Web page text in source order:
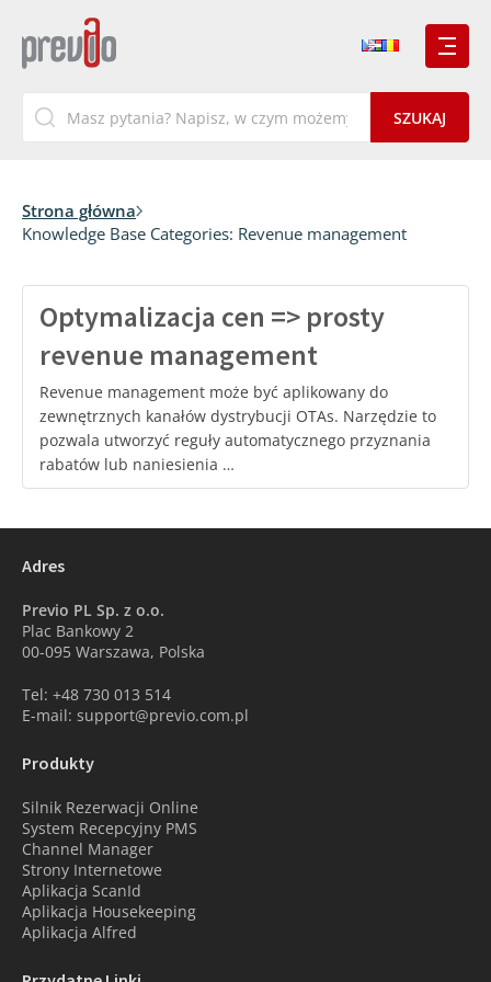
Strona główna
Knowledge Base Categories: Revenue management
Optymalizacja cen => prosty
revenue management
Revenue management może być aplikowany do
zewnętrznych kanałów dystrybucji OTAs. Narzędzie to
pozwala utworzyć reguły automatycznego przyznania
rabatów lub naniesienia …
Adres
Previo PL Sp. z o.o.
Plac Bankowy 2
00-095 Warszawa, Polska
Tel: +48 730 013 514
E-mail: support@previo.com.pl
Produkty
Silnik Rezerwacji Online
System Recepcyjny PMS
Channel Manager
Strony Internetowe
Aplikacja ScanId
Aplikacja Housekeeping
Aplikacja Alfred